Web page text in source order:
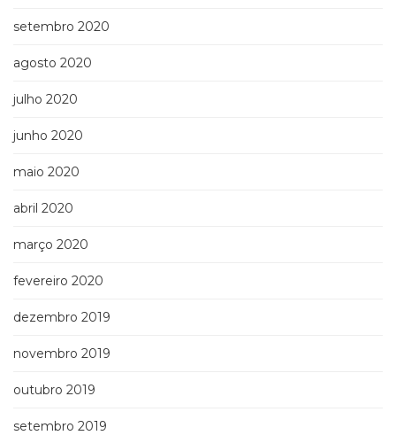
setembro 2020
agosto 2020
julho 2020
junho 2020
maio 2020
abril 2020
março 2020
fevereiro 2020
dezembro 2019
novembro 2019
outubro 2019
setembro 2019